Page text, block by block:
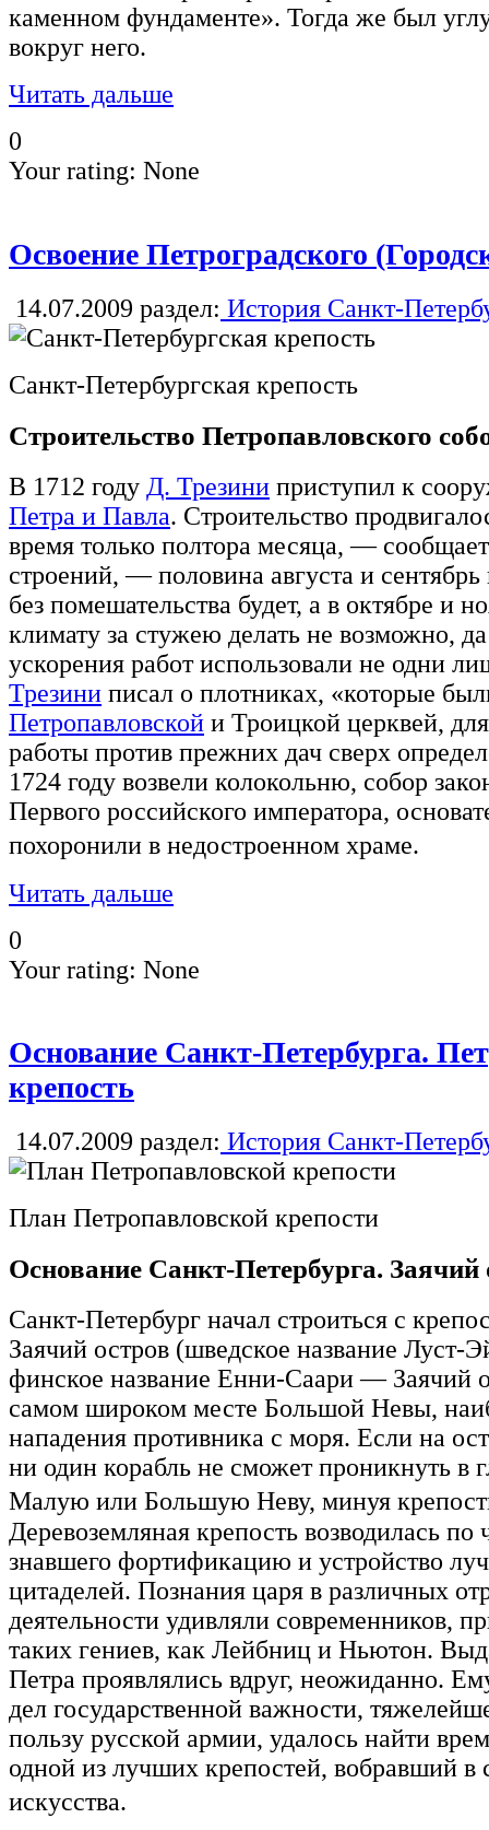
каменном фундаменте». Тогда же был
вокруг него.
Читать дальше
0
Your rating: None
Освоение Петроградского
14.07.2009 раздел: История Санкт-
Санкт-Петербургская крепость
Строительство Петропавловского
В 1712 году Д. Трезини приступил к
Петра и Павла. Строительство
время только полтора месяца, —
строений, — половина августа и
без помешательства будет, а в октябре и
климату за стужею делать не возможно,
ускорения работ использовали не одни
Трезини писал о плотниках, «которые
Петропавловской и Троицкой церквей,
работы против прежних дач сверх
1724 году возвели колокольню, собор
Первого российского императора,
похоронили в недостроенном храме.
Читать дальше
0
Your rating: None
Основание Санкт-Петербурга.
крепость
14.07.2009 раздел: История Санкт-
План Петропавловской крепости
Основание Санкт-Петербурга. Заячий
Санкт-Петербург начал строиться с
Заячий остров (шведское название
финское название Енни-Саари — Заячий
самом широком месте Большой Невы,
нападения противника c моря. Если на
ни один корабль не сможет проникнуть в
Малую или Большую Неву, минуя
Деревоземляная крепость возводилась
знавшего фортификацию и устройство
цитаделей. Познания царя в различных
деятельности удивляли современников,
таких гениев, как Лейбниц и Ньютон.
Петра проявлялись вдруг, неожиданно.
дел государственной важности,
пользу русской армии, удалось найти
одной из лучших крепостей, вобравший в
искусства.